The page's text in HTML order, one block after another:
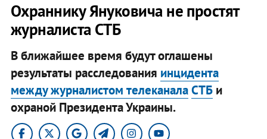
Охраннику Януковича не простят
журналиста СТБ
В ближайшее время будут оглашены
результаты расследования инцидента
между журналистом телеканалаСТБи
охраной Президента Украины.